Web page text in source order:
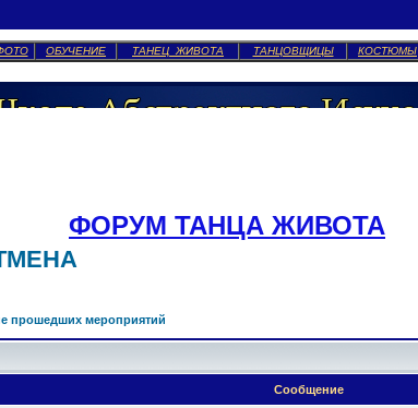
ОБУЧЕНИЕ ТАНЕЦ ЖИВОТА ТАНЦОВЩИЦЫ КОСТЮМЫ
ФОРУМ ТАНЦА ЖИВОТА
прошедших мероприятий
Сообщение